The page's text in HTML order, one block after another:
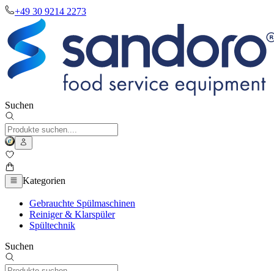
+49 30 9214 2273
Suchen
Kategorien
Gebrauchte Spülmaschinen
Reiniger & Klarspüler
Spültechnik
Suchen